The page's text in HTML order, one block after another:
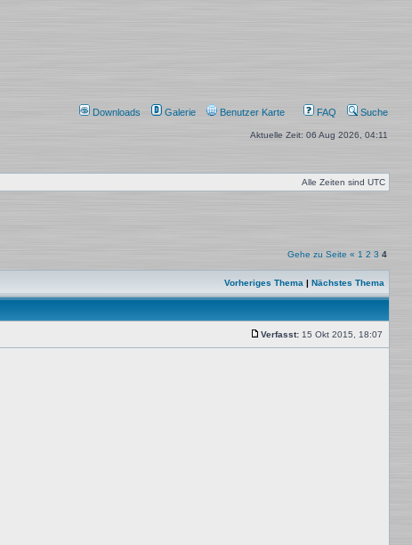
Downloads Galerie Benutzer Karte FAQ Suche
Aktuelle Zeit: 06 Aug 2026, 04:11
Alle Zeiten sind UTC
Gehe zu Seite « 1 2 3 4
Vorheriges Thema | Nächstes Thema
Verfasst: 15 Okt 2015, 18:07